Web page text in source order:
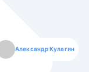
Александр Кулагин
Даниил Макаров
Екатерина Лазаренко
Борис Кашко
Юлия Изоитко